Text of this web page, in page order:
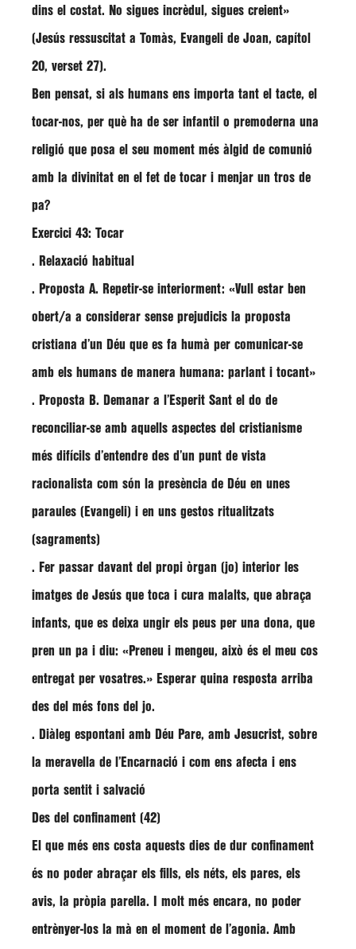
dins el costat. No sigues incrèdul, sigues creient»
(Jesús ressuscitat a Tomàs, Evangeli de Joan, capítol
20, verset 27).
Ben pensat, si als humans ens importa tant el tacte, el
tocar-nos, per què ha de ser infantil o premoderna una
religió que posa el seu moment més àlgid de comunió
amb la divinitat en el fet de tocar i menjar un tros de
pa?
Exercici 43: Tocar
. Relaxació habitual
. Proposta A. Repetir-se interiorment: «Vull estar ben
obert/a a considerar sense prejudicis la proposta
cristiana d’un Déu que es fa humà per comunicar-se
amb els humans de manera humana: parlant i tocant»
. Proposta B. Demanar a l’Esperit Sant el do de
reconciliar-se amb aquells aspectes del cristianisme
més difícils d’entendre des d’un punt de vista
racionalista com són la presència de Déu en unes
paraules (Evangeli) i en uns gestos ritualitzats
(sagraments)
. Fer passar davant del propi òrgan (jo) interior les
imatges de Jesús que toca i cura malalts, que abraça
infants, que es deixa ungir els peus per una dona, que
pren un pa i diu: «Preneu i mengeu, això és el meu cos
entregat per vosatres.» Esperar quina resposta arriba
des del més fons del jo.
. Diàleg espontani amb Déu Pare, amb Jesucrist, sobre
la meravella de l’Encarnació i com ens afecta i ens
porta sentit i salvació
Des del confinament (42)
El que més ens costa aquests dies de dur confinament
és no poder abraçar els fills, els néts, els pares, els
avis, la pròpia parella. I molt més encara, no poder
entrènyer-los la mà en el moment de l’agonia. Amb